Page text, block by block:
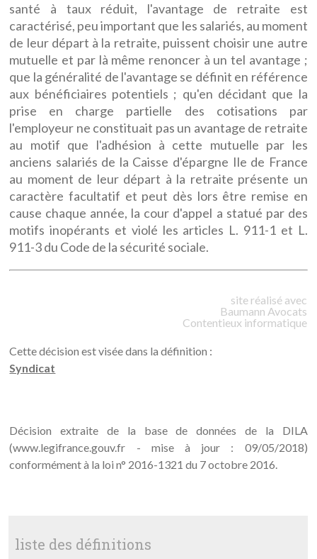
santé à taux réduit, l'avantage de retraite est
caractérisé, peu important que les salariés, au moment
de leur départ à la retraite, puissent choisir une autre
mutuelle et par là même renoncer à un tel avantage ;
que la généralité de l'avantage se définit en référence
aux bénéficiaires potentiels ; qu'en décidant que la
prise en charge partielle des cotisations par
l'employeur ne constituait pas un avantage de retraite
au motif que l'adhésion à cette mutuelle par les
anciens salariés de la Caisse d'épargne Ile de France
au moment de leur départ à la retraite présente un
caractère facultatif et peut dès lors être remise en
cause chaque année, la cour d'appel a statué par des
motifs inopérants et violé les articles L. 911-1 et L.
911-3 du Code de la sécurité sociale.
site réalisé avec
Baumann Avocats
Contentieux informatique
Cette décision est visée dans la définition :
Syndicat
Décision extraite de la base de données de la DILA
(www.legifrance.gouv.fr - mise à jour : 09/05/2018)
conformément à la loi n° 2016-1321 du 7 octobre 2016.
liste des définitions